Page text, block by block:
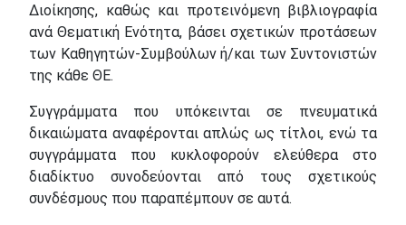
Διοίκησης, καθώς και προτεινόμενη βιβλιογραφία
ανά Θεματική Ενότητα, βάσει σχετικών προτάσεων
των Καθηγητών-Συμβούλων ή/και των Συντονιστών
της κάθε ΘΕ.
Συγγράμματα που υπόκεινται σε πνευματικά
δικαιώματα αναφέρονται απλώς ως τίτλοι, ενώ τα
συγγράμματα που κυκλοφορούν ελεύθερα στο
διαδίκτυο συνοδεύονται από τους σχετικούς
συνδέσμους που παραπέμπουν σε αυτά.